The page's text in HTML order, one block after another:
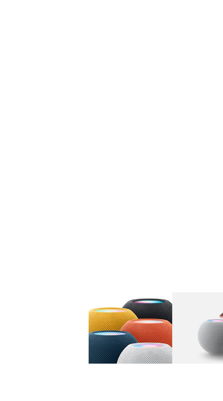
图库 图像 1